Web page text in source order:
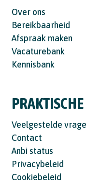
Over ons
Bereikbaarheid
Afspraak maken
Vacaturebank
Kennisbank
Veelgestelde
Contact
Anbi status
Privacybeleid
Cookiebeleid